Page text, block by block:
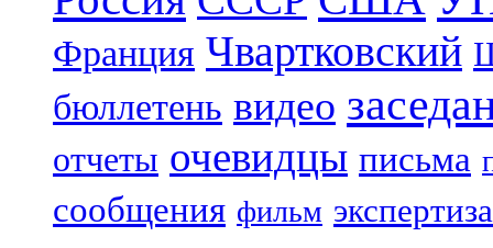
Франция Чвартковский
бюллетень видео
отчеты очевидцы письма
сообщения фильм экспертиза